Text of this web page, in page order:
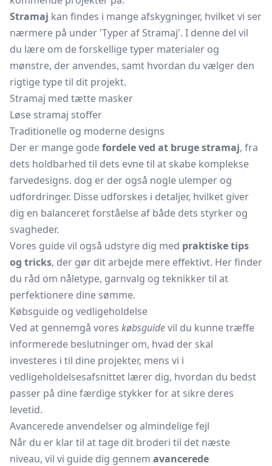
Stramaj kan findes i mange afskygninger, hvilket vi ser
nærmere på under 'Typer af Stramaj'. I denne del vil
du lære om de forskellige typer materialer og
mønstre, der anvendes, samt hvordan du vælger den
rigtige type til dit projekt.
Stramaj med tætte masker
Løse stramaj stoffer
Traditionelle og moderne designs
Der er mange godefordele ved at bruge stramaj, fra
dets holdbarhed til dets evne til at skabe komplekse
farvedesigns. dog er der også nogle ulemper og
udfordringer. Disse udforskes i detaljer, hvilket giver
dig en balanceret forståelse af både dets styrker og
svagheder.
Vores guide vil også udstyre dig med praktiske tips
og tricks, der gør dit arbejde mere effektivt. Her finder
du råd om nåletype, garnvalg og teknikker til at
perfektionere dine sømme.
Købsguide og vedligeholdelse
Ved at gennemgå vores købsguidevil du kunne træffe
informerede beslutninger om, hvad der skal
investeres i til dine projekter, mens vi i
vedligeholdelsesafsnittet lærer dig, hvordan du bedst
passer på dine færdige stykker for at sikre deres
levetid.
Avancerede anvendelser og almindelige fejl
Når du er klar til at tage dit broderi til det næste
niveau, vil vi guide dig gennem avancerede